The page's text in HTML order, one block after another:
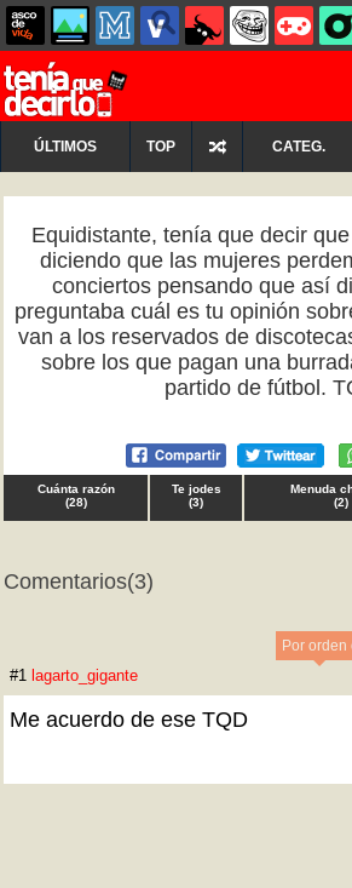
ÚLTIMOS TOP CATEG.
Equidistante, tenía que decir
diciendo que las mujeres
conciertos pensando que así
preguntaba cuál es tu opinión
van a los reservados de
sobre los que pagan una
partido de fútbol.
Cuánta razón
(28)
Te jodes
(3)
Menuda
(2)
Comentarios(3)
Por
#1 lagarto_gigante
Me acuerdo de ese TQD